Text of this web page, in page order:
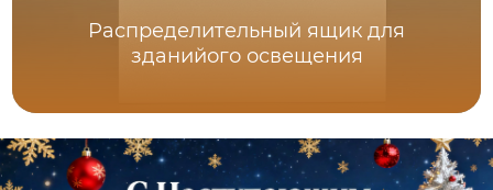
Распределительный ящик для
зданийого освещения